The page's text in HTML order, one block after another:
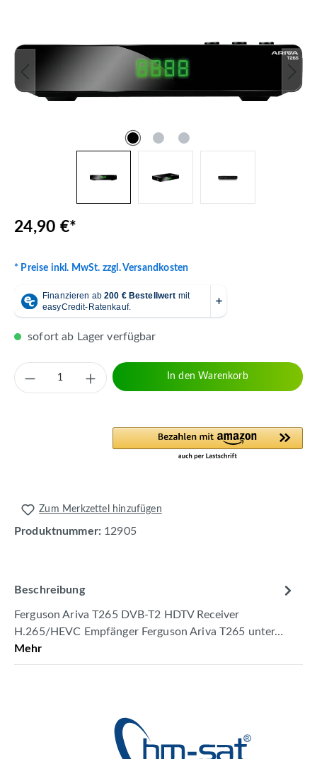
24,90 €*
* Preise inkl. MwSt. zzgl. Versandkosten
sofort ab Lager verfügbar
Produkt Anzahl: Gib den gewünschten
In den Warenkorb
Zum Merkzettel hinzufügen
Produktnummer: 12905
Beschreibung
Ferguson Ariva T265 DVB-T2 HDTV Receiver
H.265/HEVC Empfänger Ferguson Ariva T265 unter…
Mehr